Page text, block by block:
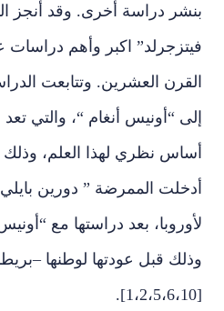
بنشر دراسة أخرى. وقد أنجز
فيتزجرلد” اكبر وأهم دراسات
القرن العشرين. وتتابعت
إلى “أونيس أنغام “، والتي
أدخلت الممرضة ” دورين بايلي”
لأوروبا، بعد دراستها مع